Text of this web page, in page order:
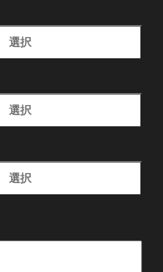
選択
選択
選択